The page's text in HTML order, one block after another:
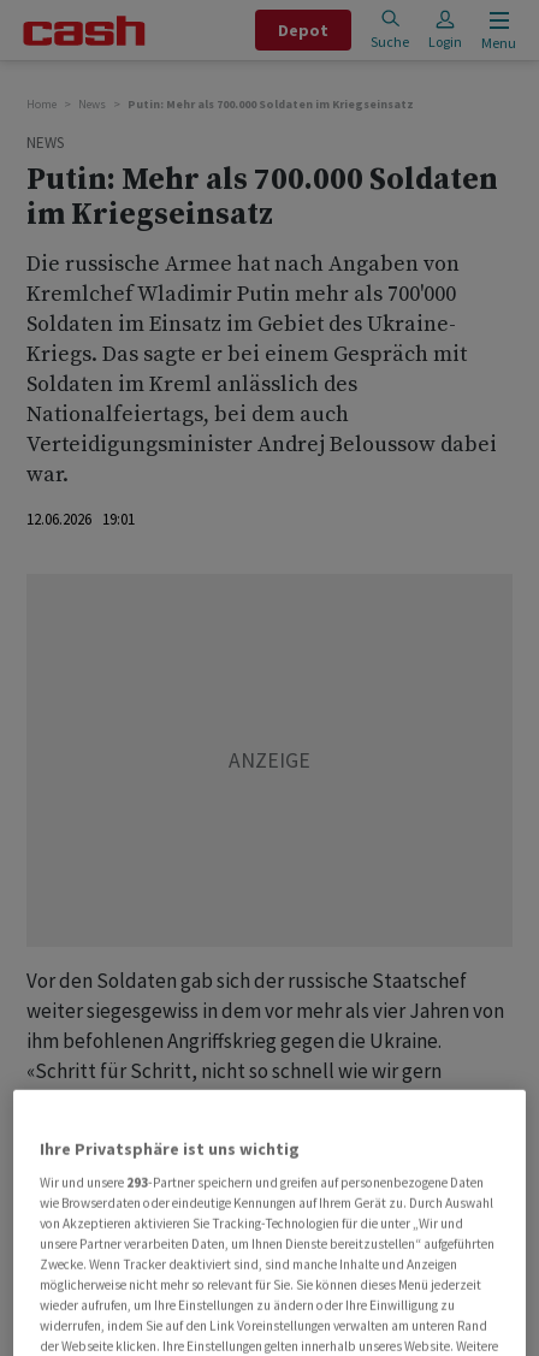
Depot
Suche Login Menu
Home News Putin: Mehr als 700.000 Soldaten im Kriegseinsatz
NEWS
Putin: Mehr als 700.000 Soldaten
im Kriegseinsatz
Die russische Armee hat nach Angaben von
Kremlchef Wladimir Putin mehr als 700'000
Soldaten im Einsatz im Gebiet des Ukraine-
Kriegs. Das sagte er bei einem Gespräch mit
Soldaten im Kreml anlässlich des
Nationalfeiertags, bei dem auch
Verteidigungsminister Andrej Beloussow dabei
war.
12.06.2026 19:01
Vor den Soldaten gab sich der russische Staatschef
weiter siegesgewiss in dem vor mehr als vier Jahren von
ihm befohlenen Angriffskrieg gegen die Ukraine.
«Schritt für Schritt, nicht so schnell wie wir gern
drohte er, Angriffe auf die ukrainische Infrastruktur
auszuweiten, um der Ukraine «die Lust zu nehmen»,
zivile Objekte in Russland anzugreifen.
Schon im Dezember hatte er bei seiner
Jahrespressekonferenz und Bürgersprechstunde von
rund 700'000 Soldaten im Gebiet des Ukraine-Kriegs
Ihre Privatsphäre ist uns wichtig
Wir und unsere 293-Partner speichern und greifen auf personenbezogene Daten
wie Browserdaten oder eindeutige Kennungen auf Ihrem Gerät zu. Durch Auswahl
von Akzeptieren aktivieren Sie Tracking-Technologien für die unter „Wir und
unsere Partner verarbeiten Daten, um Ihnen Dienste bereitzustellen“ aufgeführten
Zwecke. Wenn Tracker deaktiviert sind, sind manche Inhalte und Anzeigen
möglicherweise nicht mehr so relevant für Sie. Sie können dieses Menü jederzeit
wieder aufrufen, um Ihre Einstellungen zu ändern oder Ihre Einwilligung zu
widerrufen, indem Sie auf den Link Voreinstellungen verwalten am unteren Rand
der Webseite klicken. Ihre Einstellungen gelten innerhalb unseres Website. Weitere